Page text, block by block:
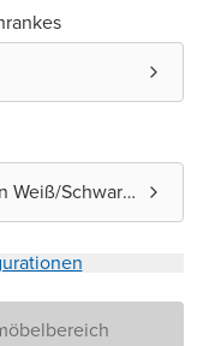
Weiß/Schwarz